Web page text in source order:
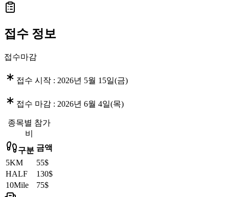
접수 정보
접수마감
접수 시작 : 2026년 5월 15일(금)
접수 마감 : 2026년 6월 4일(목)
종목별 참가
비
구분 금액
5KM
55$
HALF
130$
10Mile
75$